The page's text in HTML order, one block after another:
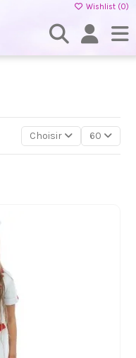
Wishlist (0)
Choisir 60